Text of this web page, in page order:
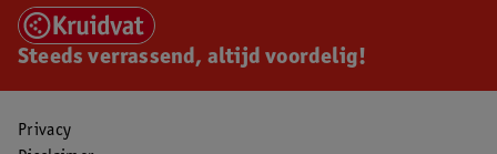
Steeds verrassend, altijd voordelig!
Privacy